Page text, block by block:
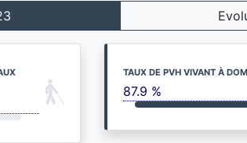
TAUX DE PVH VIVANT À
87.9 %